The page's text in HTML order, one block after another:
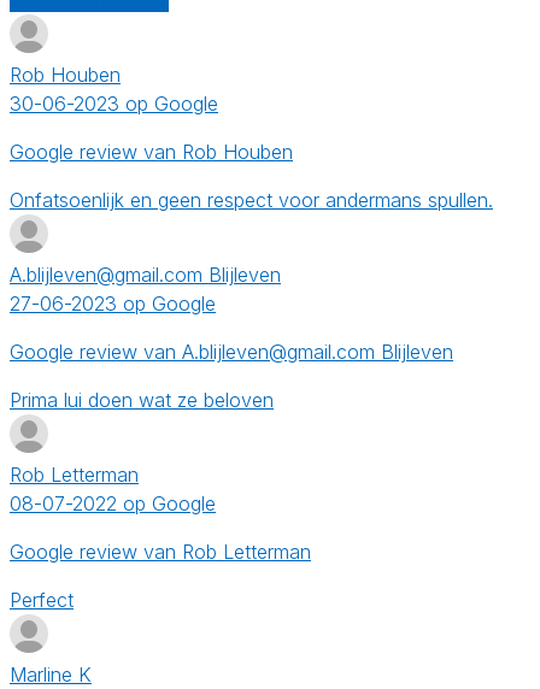
Rob Houben
30-06-2023 op Google
Google review van Rob Houben
Onfatsoenlijk en geen respect voor andermans spullen.
A.blijleven@gmail.com Blijleven
27-06-2023 op Google
Google review van A.blijleven@gmail.com Blijleven
Prima lui doen wat ze beloven
Rob Letterman
08-07-2022 op Google
Google review van Rob Letterman
Perfect
Marline K